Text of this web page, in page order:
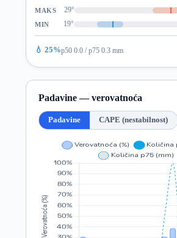
MAKS 29°
MIN 19°
💧 25%p50 0.0 / p75 0.3 mm
Padavine — verovatnoća
Padavine CAPE (nestabilnost)